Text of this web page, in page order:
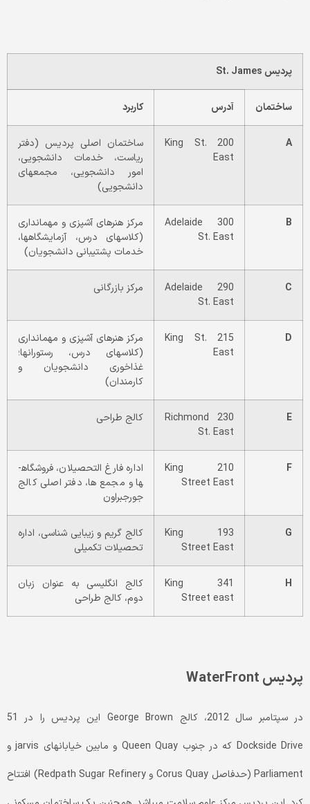
پردیس St. James
ساختمان آدرس کاربرد
A
200 King St.
East
ساختمان اصلی پردیس (دفتر
ریاست، خدمات دانشجویی،
امور دانشجویی، مجمع­های
دانشجویی)
B
300 Adelaide
St. East
مرکز هنرهای آشپزی و مهمان­داری
(کلاس­های درس، آزمایشگاه­ها،
خدمات پشتیبانی دانشجویان)
C
290 Adelaide
St. East
مرکز بازرگانی
D
215 King St.
East
مرکز هنرهای آشپزی و مهمان­داری
(کلاس­های درس، رستوران­ها؛
غذاخوری دانشجویان و
کارمندان)
E
230 Richmond
St. East
کالج طراحی
F
210 King
Street East
اداره فارغ­ التحصیلان، فروشگاه­
ها و مجمع ­ها، دفتر اصلی کالج
جورج­براون
G
193 King
Street East
کالج گریم و زیبایی­ شناسی، اداره
تحصیلات تکمیلی
H
341 King
Street east
کالج انگلیسی به عنوان زبان
دوم، کالج طراحی
پردیس WaterFront
در سپتامبر سال 2012، کالج George Brown این پردیس را در 51
Dockside Drive که در جنوب Queen Quay و مابین خیابان­های jarvis و
Parliament (حدفاصل Corus Quay و Redpath Sugar Refinery) افتتاح